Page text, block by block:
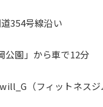
354号線沿い
公園」から車で12分
（フィットネスジ